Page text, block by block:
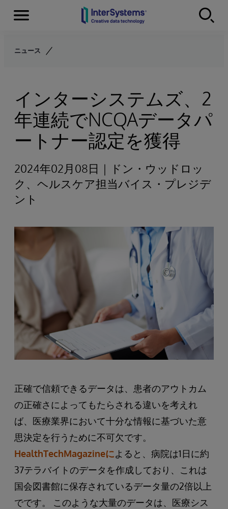
Skip to content
Menu
ニュース
インターシステムズ、2
年連続でNCQAデータパ
ートナー認定を獲得
2024年02月08日｜ドン・ウッドロッ
ク、ヘルスケア担当バイス・プレジデ
ント
正確で信頼できるデータは、患者のアウトカム
の正確さによってもたらされる違いを考えれ
ば、医療業界において十分な情報に基づいた意
思決定を行うために不可欠です。
HealthTechMagazineによると、病院は1日に約
37テラバイトのデータを作成しており、これは
国会図書館に保存されているデータ量の2倍以上
でです。 このような大量のデータは、医療シス